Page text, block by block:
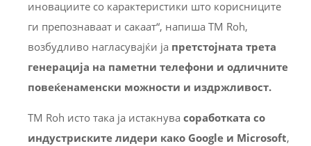
иновациите со карактеристики што корисниците
ги препознаваат и сакаат“, напиша ТМ Roh,
возбудливо нагласувајќи ја претстојната трета
генерација на паметни телефони и одличните
повеќенаменски можности и издржливост.
TM Roh исто така ја истакнува соработката со
индустриските лидери како Google и Microsoft,